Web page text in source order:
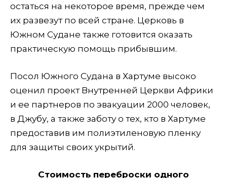
остаться на некоторое время, прежде чем
их развезут по всей стране. Церковь в
Южном Судане также готовится оказать
практическую помощь прибывшим.
Посол Южного Судана в Хартуме высоко
оценил проект Внутренней Церкви Африки
и ее партнеров по эвакуации 2000 человек,
в Джубу, а также заботу о тех, кто в Хартуме
предоставив им полиэтиленовую пленку
для защиты своих укрытий.
Стоимость переброски одного